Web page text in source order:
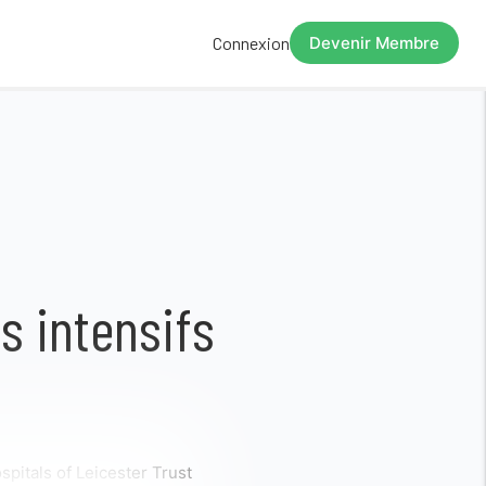
Connexion Devenir Membre
intensifs
of Leicester Trust